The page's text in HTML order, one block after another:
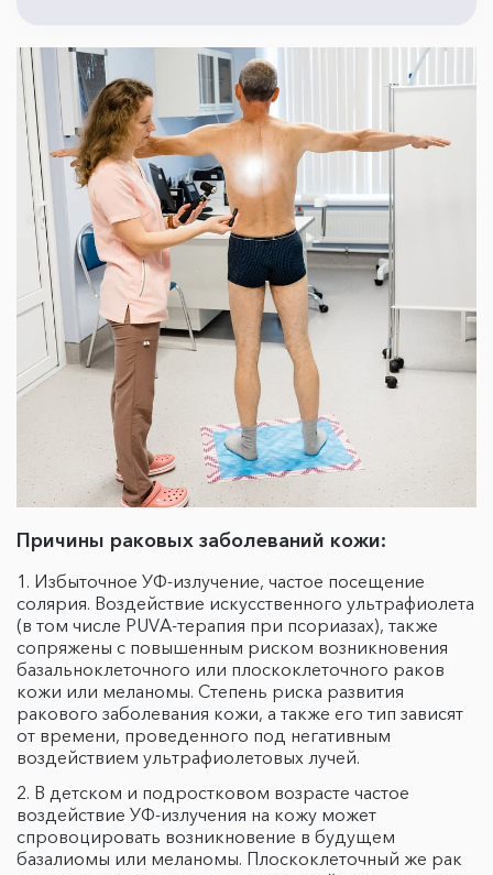
Причины раковых заболеваний кожи:
Избыточное УФ-излучение, частое посещение
солярия. Воздействие искусственного ультрафиолета
(в том числе PUVA-терапия при псориазах), также
сопряжены с повышенным риском возникновения
базальноклеточного или плоскоклеточного раков
кожи или меланомы. Степень риска развития
ракового заболевания кожи, а также его тип зависят
от времени, проведенного под негативным
воздействием ультрафиолетовых лучей.
В детском и подростковом возрасте частое
воздействие УФ-излучения на кожу может
спровоцировать возникновение в будущем
базалиомы или меланомы. Плоскоклеточный же рак